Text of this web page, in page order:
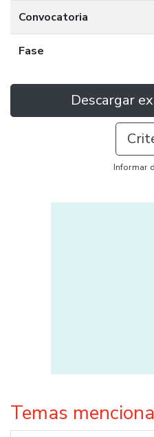
Convocatoria
Fase
Descargar
Informar
Temas